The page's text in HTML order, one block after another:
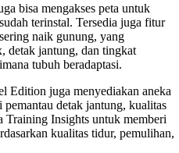
bisa mengakses peta untuk
terinstal. Tersedia juga fitur
naik gunung, yang
detak jantung, dan tingkat
tubuh beradaptasi.
Edition juga menyediakan aneka
pemantau detak jantung, kualitas
Training Insights untuk memberi
kualitas tidur, pemulihan,